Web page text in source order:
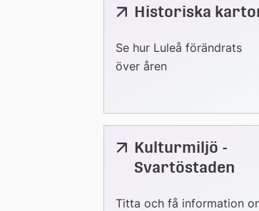
Historiska
Se hur Luleå förändrats
över åren
Länk
webbplats
Kulturmiljö -
Svartöstaden
Titta och få information